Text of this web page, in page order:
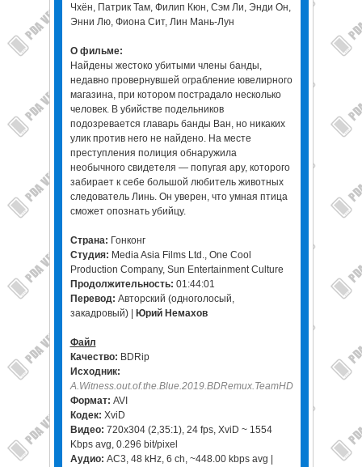
Чхён, Патрик Там, Филип Кюн, Сэм Ли, Энди Он,
Энни Лю, Фиона Сит, Лин Мань-Лун
О фильме:
Найдены жестоко убитыми члены банды,
недавно провернувшей ограбление ювелирного
магазина, при котором пострадало несколько
человек. В убийстве подельников
подозревается главарь банды Ван, но никаких
улик против него не найдено. На месте
преступления полиция обнаружила
необычного свидетеля — попугая ару, которого
забирает к себе большой любитель животных
следователь Линь. Он уверен, что умная птица
сможет опознать убийцу.
Страна: Гонконг
Студия: Media Asia Films Ltd., One Cool
Production Company, Sun Entertainment Culture
Продолжительность: 01:44:01
Перевод: Авторский (одноголосый,
закадровый) |
Юрий Немахов
Файл
Качество: BDRip
Исходник:
A.Witness.out.of.the.Blue.2019.BDRemux.TeamHD
Формат: AVI
Кодек: XviD
Видео: 720x304 (2,35:1), 24 fps, XviD ~ 1554
Kbps avg, 0.296 bit/pixel
Аудио: AC3, 48 kHz, 6 ch, ~448.00 kbps avg |